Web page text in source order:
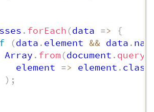
. forEach (data =>
{
(data . element && data .
Array
. from (document .
element => element .
) ;